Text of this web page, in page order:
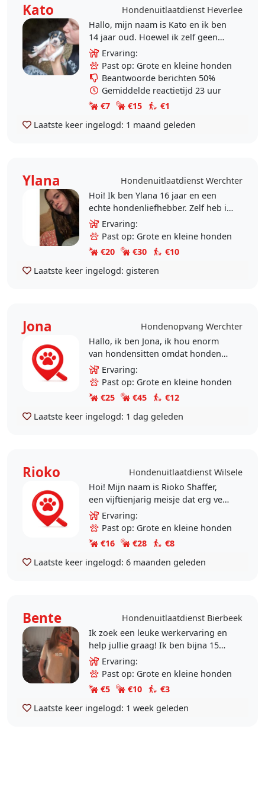
Kato
Hondenuitlaatdienst Heverlee
Hallo, mijn naam is Kato en ik ben
14 jaar oud. Hoewel ik zelf geen
honden heb, ben ik een grote
dierenliefhebber en zorg ik
dagelijks voor mijn..
Ervaring:
Past op: Grote en kleine honden
Beantwoorde berichten 50%
Gemiddelde reactietijd 23 uur
€7
€15
€1
Laatste keer ingelogd: 1 maand geleden
Ylana
Hondenuitlaatdienst Werchter
Hoi! Ik ben Ylana 16 jaar en een
echte hondenliefhebber. Zelf heb ik
een hond, waardoor ik ervaring
heb met de dagelijkse verzorging,
wandelen en..
Ervaring:
Past op: Grote en kleine honden
€20
€30
€10
Laatste keer ingelogd: gisteren
Jona
Hondenopvang Werchter
Hallo, ik ben Jona, ik hou enorm
van hondensitten omdat honden
mij enorm veel energie en plezier
geven. Ik geniet ervan om tijd met
hen door te..
Ervaring:
Past op: Grote en kleine honden
€25
€45
€12
Laatste keer ingelogd: 1 dag geleden
Rioko
Hondenuitlaatdienst Wilsele
Hoi! Mijn naam is Rioko Shaffer,
een vijftienjarig meisje dat erg veel
van dieren houdt. Ik zit momenteel
in het vierde middelbaar. Ik heb
thuis zelf..
Ervaring:
Past op: Grote en kleine honden
€16
€28
€8
Laatste keer ingelogd: 6 maanden geleden
Bente
Hondenuitlaatdienst Bierbeek
Ik zoek een leuke werkervaring en
help jullie graag! Ik ben bijna 15
jaar en zit in het 3de middelbaar en
studeer dierenzorg.Ik ben
opgegroeid rondom..
Ervaring:
Past op: Grote en kleine honden
€5
€10
€3
Laatste keer ingelogd: 1 week geleden